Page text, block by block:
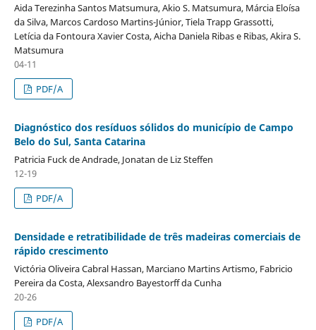
Aida Terezinha Santos Matsumura, Akio S. Matsumura, Márcia Eloísa
da Silva, Marcos Cardoso Martins-Júnior, Tiela Trapp Grassotti,
Letícia da Fontoura Xavier Costa, Aicha Daniela Ribas e Ribas, Akira S.
Matsumura
04-11
PDF/A
Diagnóstico dos resíduos sólidos do município de Campo
Belo do Sul, Santa Catarina
Patricia Fuck de Andrade, Jonatan de Liz Steffen
12-19
PDF/A
Densidade e retratibilidade de três madeiras comerciais de
rápido crescimento
Victória Oliveira Cabral Hassan, Marciano Martins Artismo, Fabricio
Pereira da Costa, Alexsandro Bayestorff da Cunha
20-26
PDF/A